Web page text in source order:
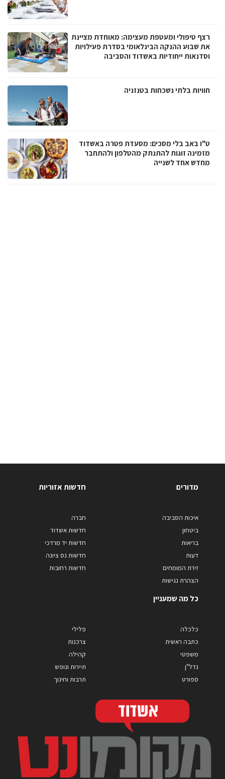
רצף טיפולי ומעטפת מעצימה: מאוחדת מציינת
את שבוע ההנקה הבינלאומי בסדרת פעילויות
וסדנאות ייחודיות באשדוד והסביבה
חוויות בלתי נשכחות בטנזניה
ט"ו באב בלי מסכים: מסעדת פטרה באשדוד
מזמינה זוגות להתנתק מהטלפון ולהתחבר
מחדש אחד לשנייה
מדורים
איכות הסביבה
ביטחון
בריאות
דעות
זירת המומחים
הצהרת נגישות
חדשות אזוריות
חברה
חדשות אשדוד
חדשות יד מרדכי
חדשות נס ציונה
חדשות רחובות
כל מה שמעניין
כלכלה
כתבה ראשית
משפטי
נדל"ן
ספורט
פלילי
צרכנות
קהילה
תיירות ונופש
תרבות וחינוך